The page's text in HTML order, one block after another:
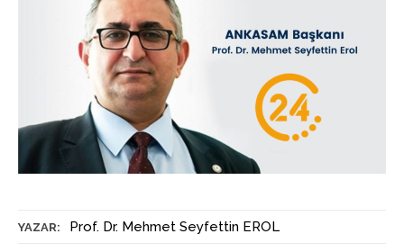
YAZAR: Prof. Dr. Mehmet Seyfettin EROL